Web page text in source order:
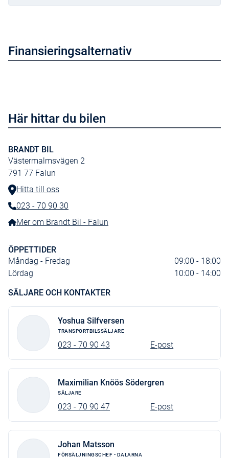
Passagerarstol fram med 4-vägs justering
Rails
Startspärr
Säten med tygklädsel
TPMS
Traffic Jam Assist
V2L (Vehicle to load) Kabel köpes separat
Ventiler bak
Finansieringsalternativ
Här hittar du bilen
BRANDT BIL
Västermalmsvägen 2
791 77 Falun
Hitta till oss
Telefonnummer:
023 - 70 90 30
Mer om Brandt Bil - Falun
ÖPPETTIDER
Måndag - Fredag
09:00 - 18:00
Lördag
10:00 - 14:00
SÄLJARE OCH KONTAKTER
Yoshua Silfversen
TRANSPORTBILSSÄLJARE
023 - 70 90 43 E-post
Maximilian Knöös Södergren
SÄLJARE
023 - 70 90 47 E-post
Johan Matsson
FÖRSÄLJNINGSCHEF - DALARNA